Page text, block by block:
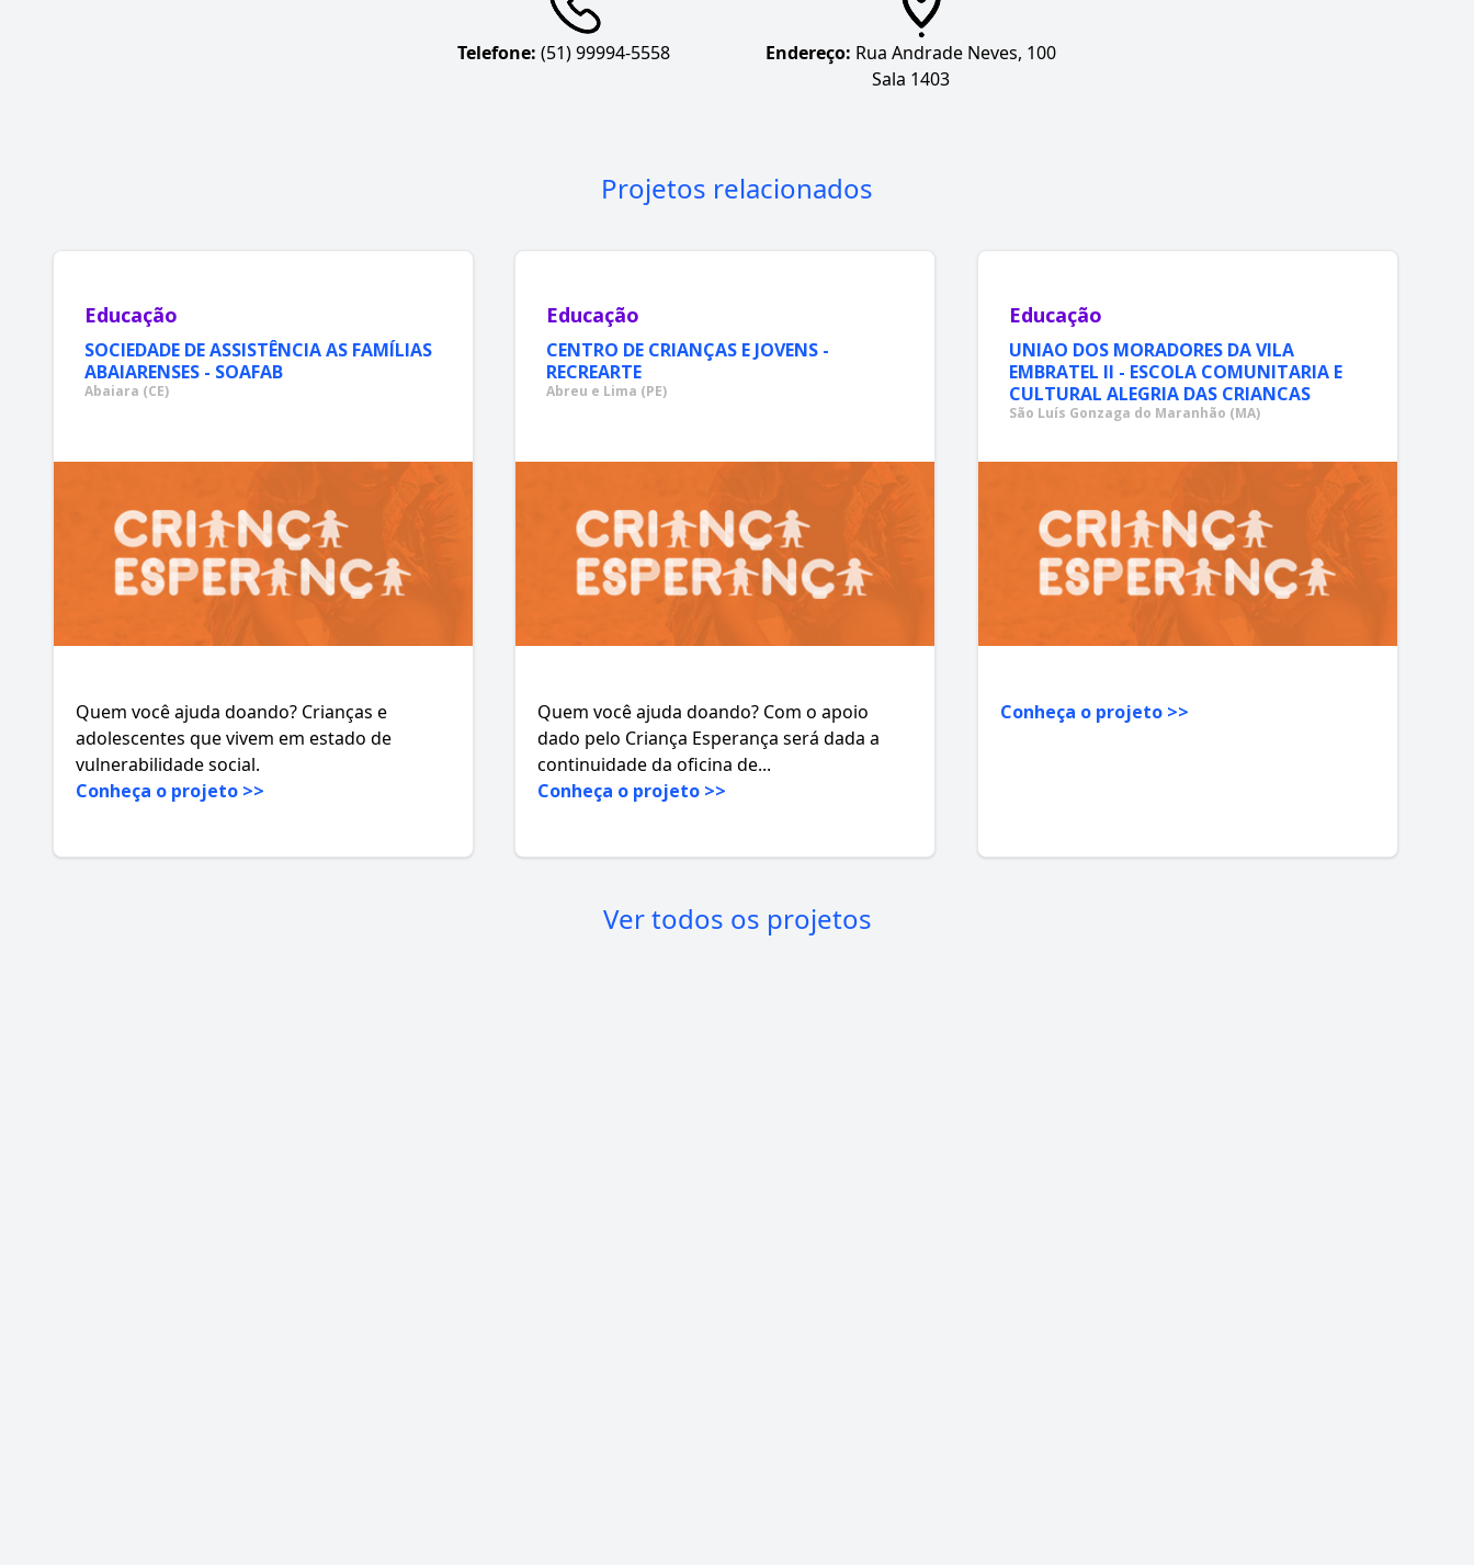
Telefone: (51) 99994-5558 Endereço: Rua Andrade Neves, 100
Sala 1403
Projetos relacionados
Educação
SOCIEDADE DE ASSISTÊNCIA AS FAMÍLIAS
ABAIARENSES - SOAFAB
Abaiara (CE)
Quem você ajuda doando? Crianças e
adolescentes que vivem em estado de
vulnerabilidade social.
Conheça o projeto >>
Educação
CENTRO DE CRIANÇAS E JOVENS -
RECREARTE
Abreu e Lima (PE)
Quem você ajuda doando? Com o apoio
dado pelo Criança Esperança será dada a
continuidade da oficina de...
Conheça o projeto >>
Educação
UNIAO DOS MORADORES DA VILA
EMBRATEL II - ESCOLA COMUNITARIA E
CULTURAL ALEGRIA DAS CRIANCAS
São Luís Gonzaga do Maranhão (MA)
Conheça o projeto >>
Ver todos os projetos